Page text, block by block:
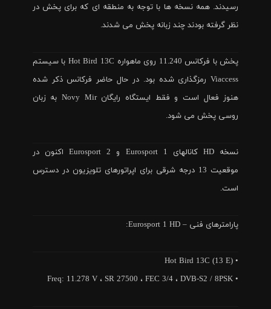
رسیدند. همه نسخه ها با توجه به منطقه ای که برای پخش در
نظر گرفته بودند چند زبانه پخش می شدند.
پخش با فرکانس 11.240 روی ماهواره Hot Bird 13C با سیستم
Viaccess رمزگذاری شده بود. در حال حاضر فرکانس ذکر شده
هنوز فعال است و فقط ایستگاه رایگان Novy Mir به زبان
روسی پخش می شود.
نسخه HD کانالهای Eurosport 1 و Eurosport 2 اکنون در
موقعیت 13 درجه شرقی برای اپراتورهای تلویزیون در دسترس
است.
پارامترهای فنی – Eurosport 1 HD:
• Hot Bird 13C (13 E)
• Freq: 11.278 V ، SR 27500 ، FEC 3/4 ، DVB-S2 / 8PSK